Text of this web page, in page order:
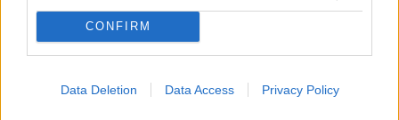
CONFIRM
Data Deletion Data Access Privacy Policy
04.08.2025, 18:58